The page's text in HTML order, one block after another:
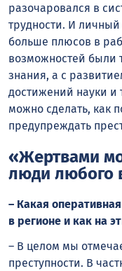
разочаровался в
трудности. И
больше плюсов в
возможностей были
знания, а с
достижений науки и
можно сделать, как
предупреждать
«Жертвами
люди любого
– Какая
в регионе и как на
– В целом мы
преступности. В